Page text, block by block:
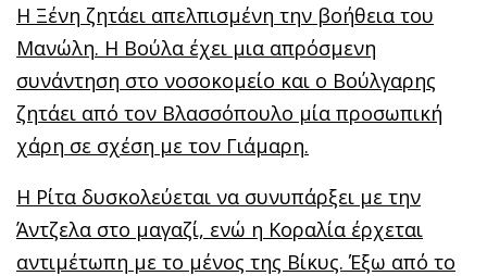
Η Ξένη ζητάει απελπισμένη την βοήθεια του
Μανώλη. Η Βούλα έχει µια απρόσμενη
συνάντηση στο νοσοκομείο και ο Βούλγαρης
ζητάει από τον Βλασσόπουλο µία προσωπική
χάρη σε σχέση µε τον Γιάμαρη.
Η Ρίτα δυσκολεύεται να συνυπάρξει µε την
Άντζελα στο µαγαζί, ενώ η Κοραλία έρχεται
αντιμέτωπη µε το µένος της Βίκυς. Έξω από το